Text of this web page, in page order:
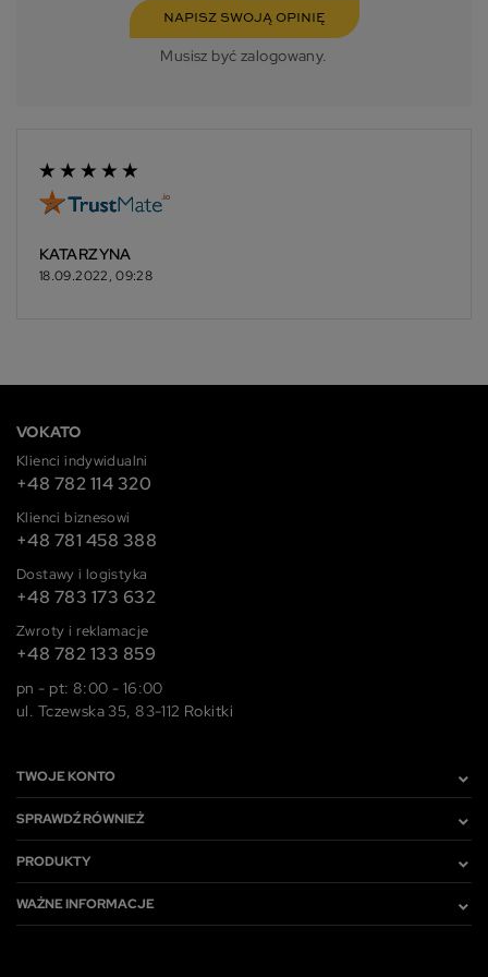
NAPISZ SWOJĄ OPINIĘ
Musisz być zalogowany.
KATARZYNA
18.09.2022, 09:28
VOKATO
Klienci indywidualni
+48 782 114 320
Klienci biznesowi
+48 781 458 388
Dostawy i logistyka
+48 783 173 632
Zwroty i reklamacje
+48 782 133 859
pn - pt: 8:00 - 16:00
ul. Tczewska 35, 83-112 Rokitki
TWOJE KONTO
SPRAWDŹ RÓWNIEŻ
PRODUKTY
WAŻNE INFORMACJE